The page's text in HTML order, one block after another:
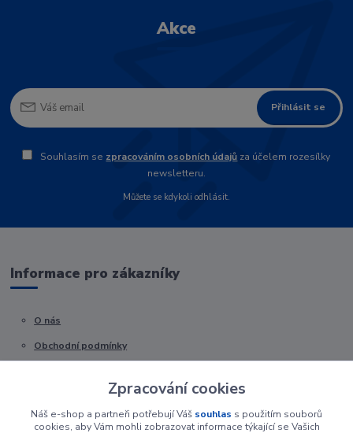
Akce
Přihlásit se
Souhlasím se zpracováním osobních údajů za účelem rozesílky
newsletteru.
Můžete se kdykoli odhlásit.
Informace pro zákazníky
O nás
Obchodní podmínky
Zpracování cookies
Náš e-shop a partneři potřebují Váš souhlas s použitím souborů
cookies, aby Vám mohli zobrazovat informace týkající se Vašich